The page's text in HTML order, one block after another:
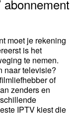
moet je rekening
is het
te nemen.
naar televisie?
of
zenders en
IPTV kiest die